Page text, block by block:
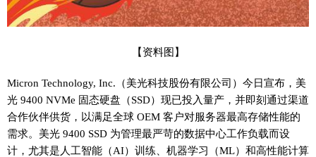
【资料图】
Micron Technology, Inc.（美光科技股份有限公司）今日宣布，美
光 9400 NVMe 固态硬盘（SSD）现已投入量产，并即刻通过渠道
合作伙伴供货，以满足全球 OEM 客户对服务器最高存储性能的
需求。美光 9400 SSD 为管理最严苛的数据中心工作负载而设
计，尤其是人工智能（AI）训练、机器学习（ML）和高性能计算